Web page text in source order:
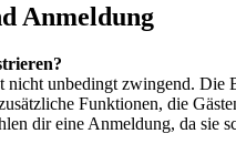
Anmeldung
nicht unbedingt zwingend. Die
Funktionen, die
dir eine Anmeldung, da sie